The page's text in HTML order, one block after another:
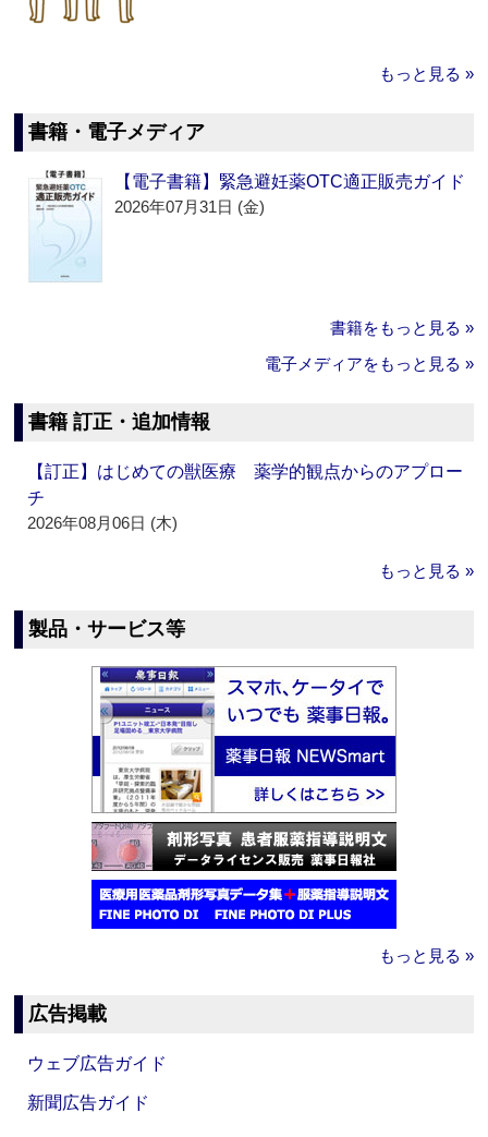
もっと見る »
書籍・電子メディア
【電子書籍】緊急避妊薬OTC適正販売ガイド
2026年07月31日 (金)
書籍をもっと見る »
電子メディアをもっと見る »
書籍 訂正・追加情報
【訂正】はじめての獣医療 薬学的観点からのアプロー
チ
2026年08月06日 (木)
もっと見る »
製品・サービス等
もっと見る »
広告掲載
ウェブ広告ガイド
新聞広告ガイド